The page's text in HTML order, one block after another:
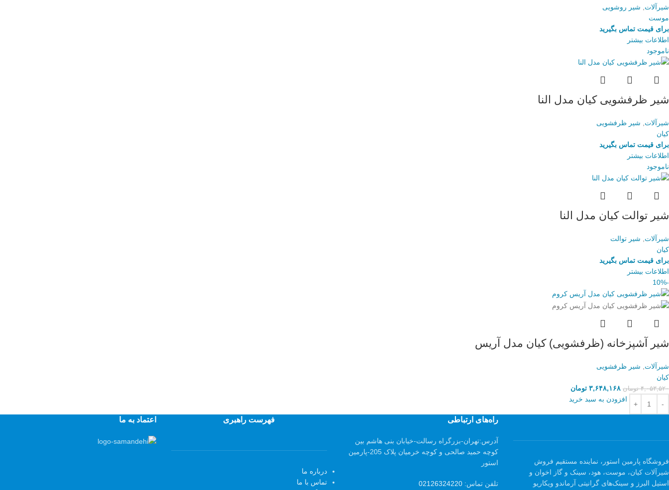
شیرآلات
شیر روشویی
موست
برای قیمت تماس بگیرید
اطلاعات بیشتر
ناموجود
شیر ظرفشویی کیان مدل النا
شیرآلات
شیر ظرفشویی
کیان
برای قیمت تماس بگیرید
اطلاعات بیشتر
ناموجود
شیر توالت کیان مدل النا
شیرآلات
شیر توالت
کیان
برای قیمت تماس بگیرید
اطلاعات بیشتر
-10%
شیر آشپزخانه (ظرفشویی) کیان مدل آریس
شیرآلات
شیر ظرفشویی
کیان
۴,۰۵۳,۵۲۰ تومان ۳,۶۴۸,۱۶۸ تومان
افزودن به سبد خرید
فروشگاه پارمین استور، نماینده مستقیم فروش
شیرآلات کیان، موست، هود، سینک و گاز اخوان و
استیل البرز و سینک‌های گرانیتی آرماندو ویکاریو
راه‌های ارتباطی
آدرس:تهران-بزرگراه رسالت-خیابان بنی هاشم بین
کوچه حمید صالحی و کوچه خرمیان پلاک 205-پارمین
استور
تلفن تماس:02126324220
فهرست راهبری
درباره ما
تماس با ما
اعتماد به ما